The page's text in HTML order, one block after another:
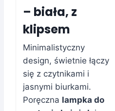
– biała, z
klipsem
Minimalistyczny
design, świetnie łączy
się z czytnikami i
jasnymi biurkami.
Poręczna lampka do